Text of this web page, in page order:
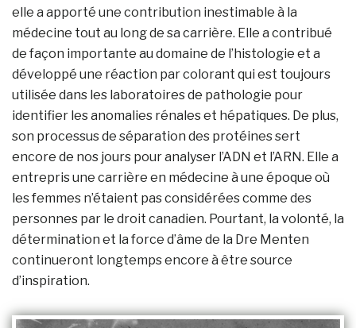
elle a apporté une contribution inestimable à la
médecine tout au long de sa carrière. Elle a contribué
de façon importante au domaine de l’histologie et a
développé une réaction par colorant qui est toujours
utilisée dans les laboratoires de pathologie pour
identifier les anomalies rénales et hépatiques. De plus,
son processus de séparation des protéines sert
encore de nos jours pour analyser l’ADN et l’ARN. Elle a
entrepris une carrière en médecine à une époque où
les femmes n’étaient pas considérées comme des
personnes par le droit canadien. Pourtant, la volonté, la
détermination et la force d’âme de la Dre Menten
continueront longtemps encore à être source
d’inspiration.